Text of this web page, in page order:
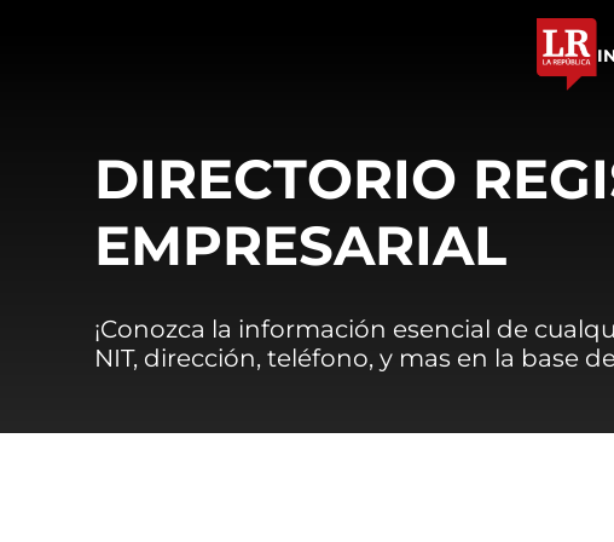
DIRECTORIO
EMPRESARIAL
¡Conozca la información esencial de
NIT, dirección, teléfono, y mas en la base